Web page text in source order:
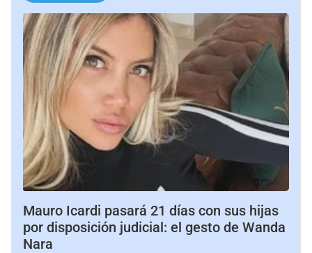
Mauro Icardi pasará 21 días con sus hijas
por disposición judicial: el gesto de Wanda
Nara